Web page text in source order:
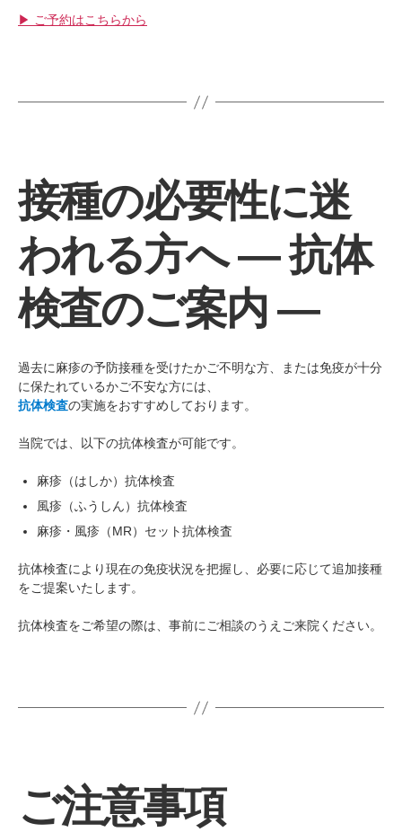
▶︎ ご予約はこちらから
接種の必要性に迷
われる方へ ― 抗体
検査のご案内 ―
過去に麻疹の予防接種を受けたかご不明な方、または免疫が十分
に保たれているかご不安な方には、
抗体検査の実施をおすすめしております。
当院では、以下の抗体検査が可能です。
麻疹（はしか）抗体検査
風疹（ふうしん）抗体検査
麻疹・風疹（MR）セット抗体検査
抗体検査により現在の免疫状況を把握し、必要に応じて追加接種
をご提案いたします。
抗体検査をご希望の際は、事前にご相談のうえご来院ください。
ご注意事項